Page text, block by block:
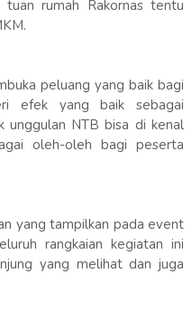
rumah Rakornas tentu
peluang yang baik bagi
efek yang baik sebagai
unggulan NTB bisa di kenal
oleh-oleh bagi peserta
yang tampilkan pada event
rangkaian kegiatan ini
yang melihat dan juga